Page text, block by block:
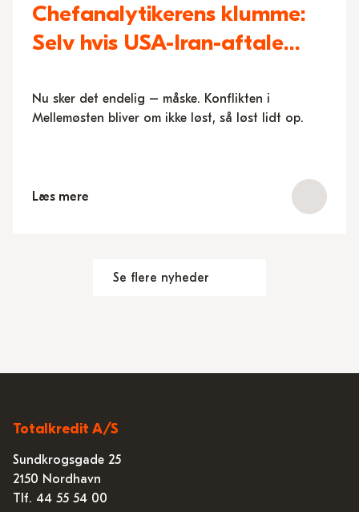
Chefanalytikerens klumme:
Selv hvis USA-Iran-aftale
renten op
Nu sker det endelig – måske. Konflikten i
Mellemøsten bliver om ikke løst, så løst lidt op.
Læs mere
Se flere nyheder
Totalkredit A/S
Sundkrogsgade 25
2150 Nordhavn
Tlf. 44 55 54 00